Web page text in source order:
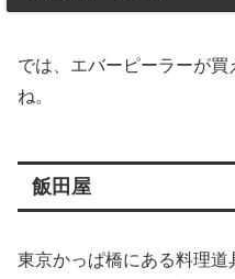
では、エバーピーラーが
ね。
飯田屋
東京かっぱ橋にある料理道